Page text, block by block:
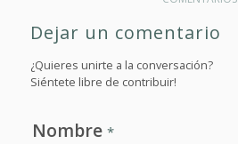
Dejar un comentario
¿Quieres unirte a la conversación?
Siéntete libre de contribuir!
Nombre *